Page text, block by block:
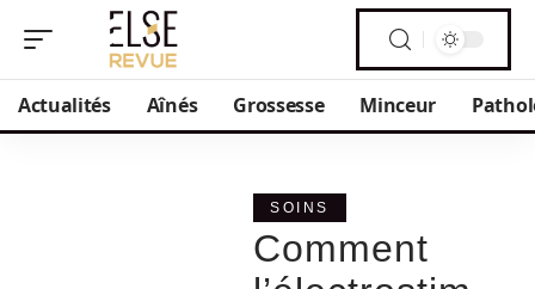
Actualités Aînés Grossesse Minceur
SOINS
Comment